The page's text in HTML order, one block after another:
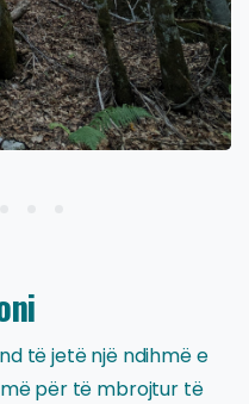
të jetë një ndihmë e
për të mbrojtur të